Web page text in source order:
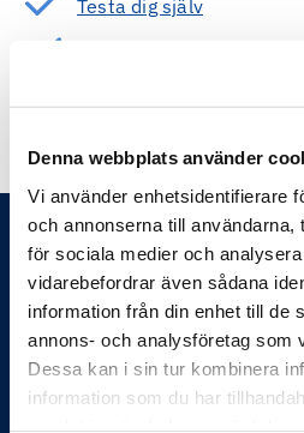
Denna webbplats använder
Vi använder enhetsidentifierare
och annonserna till användarna,
för sociala medier och
vidarebefordrar även sådana
information från din enhet till de
annons- och analysföretag som
Dessa kan i sin tur kombinera
information som du har
Testa dig själv
Feelgood hjälper företag och
förbättra sin produktivitet och